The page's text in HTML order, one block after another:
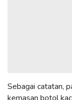
Sebagai catatan,